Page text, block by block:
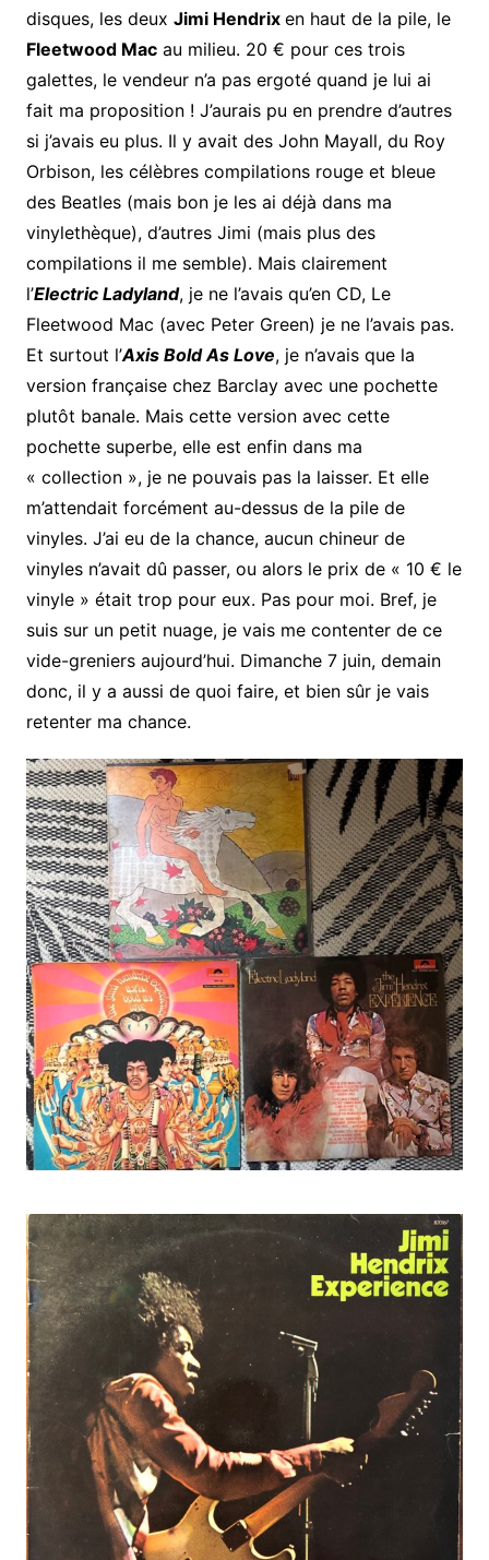
disques, les deux Jimi Hendrix en haut de la pile, le
Fleetwood Macau milieu. 20 € pour ces trois
galettes, le vendeur n’a pas ergoté quand je lui ai
fait ma proposition ! J’aurais pu en prendre d’autres
si j’avais eu plus. Il y avait des John Mayall, du Roy
Orbison, les célèbres compilations rouge et bleue
des Beatles (mais bon je les ai déjà dans ma
vinylethèque), d’autres Jimi (mais plus des
compilations il me semble). Mais clairement
l’Electric Ladyland, je ne l’avais qu’en CD, Le
Fleetwood Mac (avec Peter Green) je ne l’avais pas.
Et surtout l’Axis Bold As Love, je n’avais que la
version française chez Barclay avec une pochette
plutôt banale. Mais cette version avec cette
pochette superbe, elle est enfin dans ma
« collection », je ne pouvais pas la laisser. Et elle
m’attendait forcément au-dessus de la pile de
vinyles. J’ai eu de la chance, aucun chineur de
vinyles n’avait dû passer, ou alors le prix de « 10 € le
vinyle » était trop pour eux. Pas pour moi. Bref, je
suis sur un petit nuage, je vais me contenter de ce
vide-greniers aujourd’hui. Dimanche 7 juin, demain
donc, il y a aussi de quoi faire, et bien sûr je vais
retenter ma chance.